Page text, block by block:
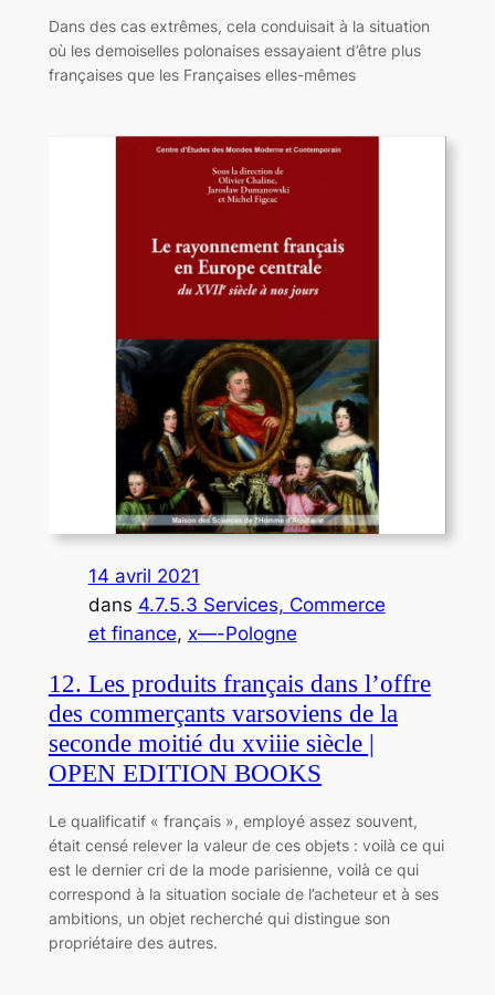
Dans des cas extrêmes, cela conduisait à la situation
où les demoiselles polonaises essayaient d’être plus
françaises que les Françaises elles-mêmes
14 avril 2021
dans 4.7.5.3 Services, Commerce
et finance, x—-Pologne
12. Les produits français dans l’offre
des commerçants varsoviens de la
seconde moitié du xviiie siècle |
OPEN EDITION BOOKS
Le qualificatif « français », employé assez souvent,
était censé relever la valeur de ces objets : voilà ce qui
est le dernier cri de la mode parisienne, voilà ce qui
correspond à la situation sociale de l’acheteur et à ses
ambitions, un objet recherché qui distingue son
propriétaire des autres.